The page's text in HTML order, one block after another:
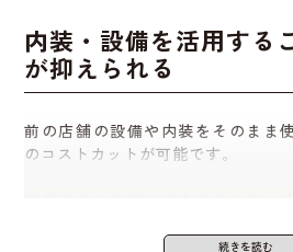
で確認しておくと安心です。
一見よさそうでも、現地に行って
ため、必ず足を運びましょう。
内装・設備を活用する
が抑えられる
前の店舗の設備や内装をそのまま
のコストカットが可能です。